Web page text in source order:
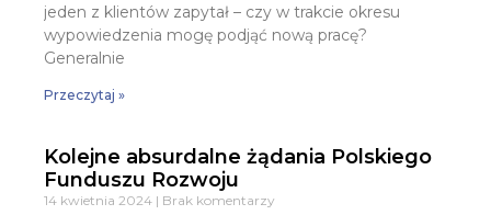
jeden z klientów zapytał – czy w trakcie okresu
wypowiedzenia mogę podjąć nową pracę?
Generalnie
Przeczytaj »
Kolejne absurdalne żądania Polskiego
Funduszu Rozwoju
14 kwietnia 2024 Brak komentarzy